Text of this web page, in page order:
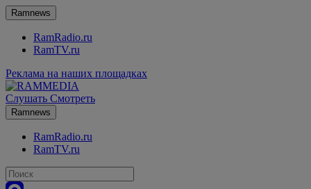
Ramnews
RamRadio.ru
RamTV.ru
Реклама на наших площадках
Слушать Смотреть
Ramnews
RamRadio.ru
RamTV.ru